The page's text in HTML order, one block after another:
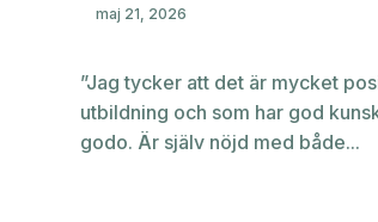
maj 21, 2026
”Jag tycker att det är mycket
utbildning och som har god
godo. Är själv nöjd med både...